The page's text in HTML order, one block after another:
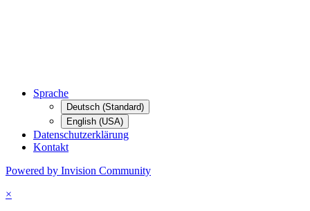
Sprache
Deutsch (Standard)
English (USA)
Datenschutzerklärung
Kontakt
Powered by Invision Community
×